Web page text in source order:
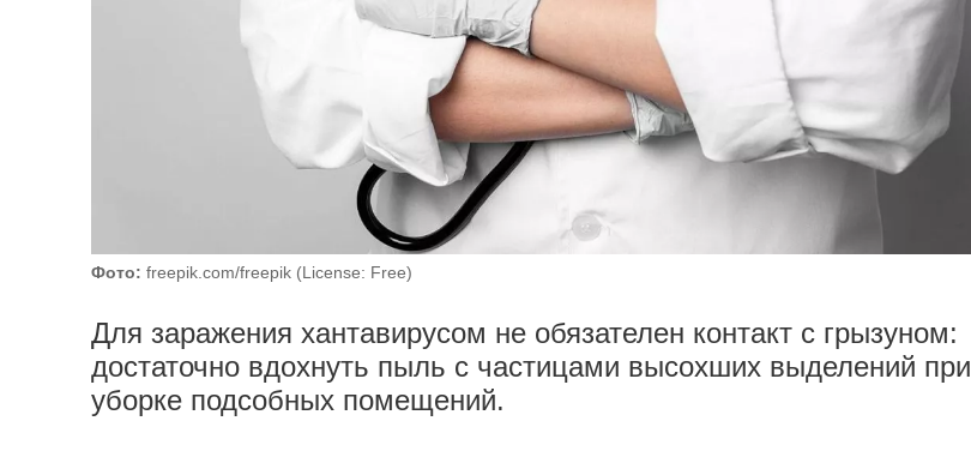
Фото: freepik.com/freepik (License: Free)
Для заражения хантавирусом не обязателен контакт с грызуном:
достаточно вдохнуть пыль с частицами высохших выделений при
уборке подсобных помещений.